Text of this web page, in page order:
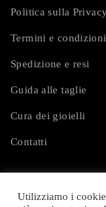
Politica sulla
Termini e condizioni
Spedizione e resi
Guida alle taglie
Cura dei gioielli
Contatti
Utilizziamo i